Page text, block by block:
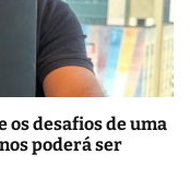
os desafios de uma
poderá ser